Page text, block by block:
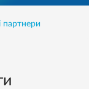
партнери